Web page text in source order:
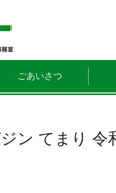
ごあいさつ
ン てまり 令